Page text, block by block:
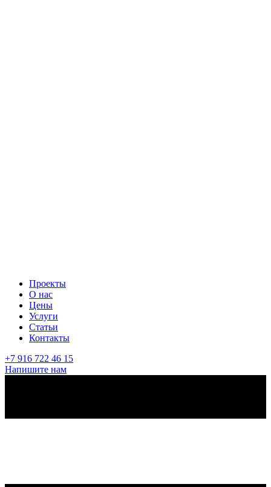
Проекты
О нас
Цены
Услуги
Статьи
Контакты
+7 916 722 46 15
Напишите нам